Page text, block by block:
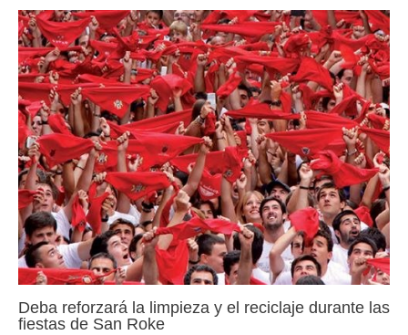
Deba reforzará la limpieza y el reciclaje durante las
fiestas de San Roke